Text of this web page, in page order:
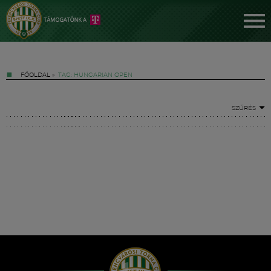
FŐOLDAL » TAG: HUNGARIAN OPEN
SZŰRÉS
Hírek